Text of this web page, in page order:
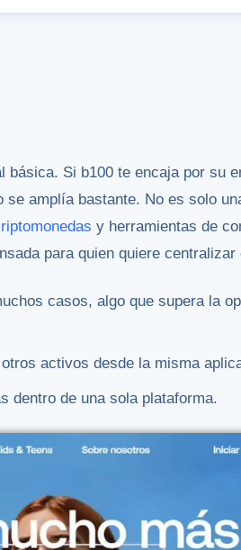
Si b100 te encaja por su
amplía bastante. No es solo
y herramientas de
para quien quiere
casos, algo que supera la
activos desde la misma
dentro de una sola plataforma.